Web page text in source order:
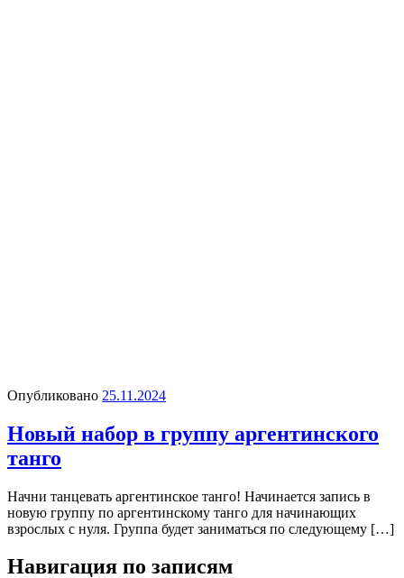
Опубликовано 25.11.2024
Новый набор в группу аргентинского
танго
Начни танцевать аргентинское танго! Начинается запись в
новую группу по аргентинскому танго для начинающих
взрослых с нуля. Группа будет заниматься по следующему […]
Навигация по записям